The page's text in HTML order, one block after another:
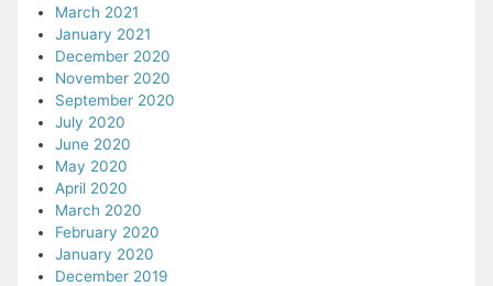
March 2021
January 2021
December 2020
November 2020
September 2020
July 2020
June 2020
May 2020
April 2020
March 2020
February 2020
January 2020
December 2019